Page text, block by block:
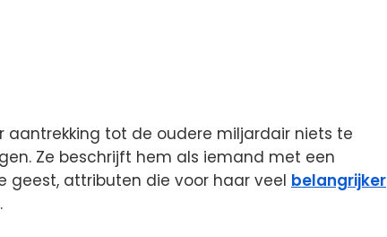
aantrekking tot de oudere miljardair niets te
Ze beschrijft hem als iemand met een
geest, attributen die voor haar veel belangrijker